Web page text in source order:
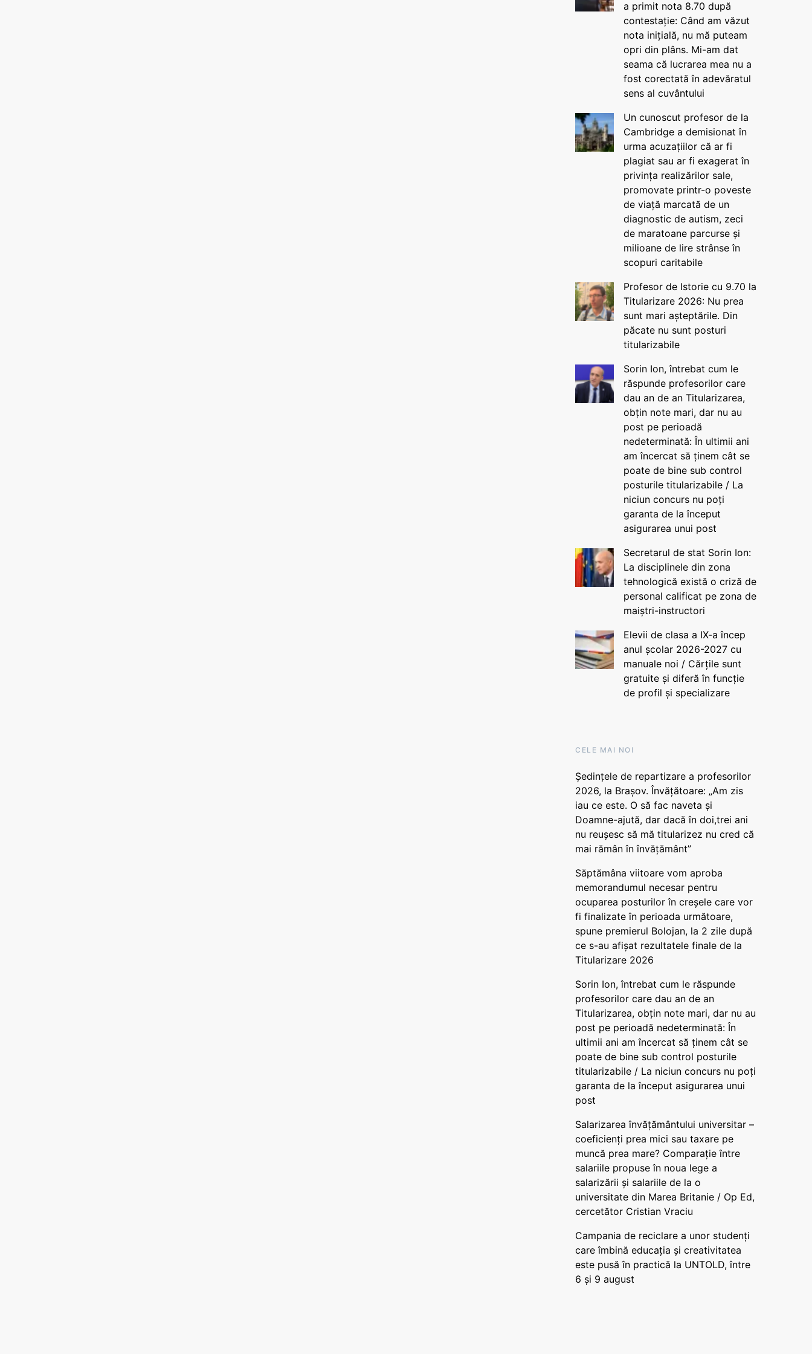
a primit nota 8.70 după
contestație: Când am văzut
nota inițială, nu mă puteam
opri din plâns. Mi-am dat
seama că lucrarea mea nu a
fost corectată în adevăratul
sens al cuvântului
Un cunoscut profesor de la
Cambridge a demisionat în
urma acuzațiilor că ar fi
plagiat sau ar fi exagerat în
privința realizărilor sale,
promovate printr-o poveste
de viață marcată de un
diagnostic de autism, zeci
de maratoane parcurse și
milioane de lire strânse în
scopuri caritabile
Profesor de Istorie cu 9.70 la
Titularizare 2026: Nu prea
sunt mari așteptările. Din
păcate nu sunt posturi
titularizabile
Sorin Ion, întrebat cum le
răspunde profesorilor care
dau an de an Titularizarea,
obțin note mari, dar nu au
post pe perioadă
nedeterminată: În ultimii ani
am încercat să ținem cât se
poate de bine sub control
posturile titularizabile / La
niciun concurs nu poți
garanta de la început
asigurarea unui post
Secretarul de stat Sorin Ion:
La disciplinele din zona
tehnologică există o criză de
personal calificat pe zona de
maiștri-instructori
Elevii de clasa a IX-a încep
anul școlar 2026-2027 cu
manuale noi / Cărțile sunt
gratuite și diferă în funcție
de profil și specializare
CELE MAI NOI
Ședințele de repartizare a profesorilor
2026, la Brașov. Învățătoare: „Am zis
iau ce este. O să fac naveta și
Doamne-ajută, dar dacă în doi,trei ani
nu reușesc să mă titularizez nu cred că
mai rămân în învățământ”
Săptămâna viitoare vom aproba
memorandumul necesar pentru
ocuparea posturilor în creșele care vor
fi finalizate în perioada următoare,
spune premierul Bolojan, la 2 zile după
ce s-au afișat rezultatele finale de la
Titularizare 2026
Sorin Ion, întrebat cum le răspunde
profesorilor care dau an de an
Titularizarea, obțin note mari, dar nu au
post pe perioadă nedeterminată: În
ultimii ani am încercat să ținem cât se
poate de bine sub control posturile
titularizabile / La niciun concurs nu poți
garanta de la început asigurarea unui
post
Salarizarea învățământului universitar –
coeficienți prea mici sau taxare pe
muncă prea mare? Comparație între
salariile propuse în noua lege a
salarizării și salariile de la o
universitate din Marea Britanie / Op Ed,
cercetător Cristian Vraciu
Campania de reciclare a unor studenți
care îmbină educația și creativitatea
este pusă în practică la UNTOLD, între
6 și 9 august